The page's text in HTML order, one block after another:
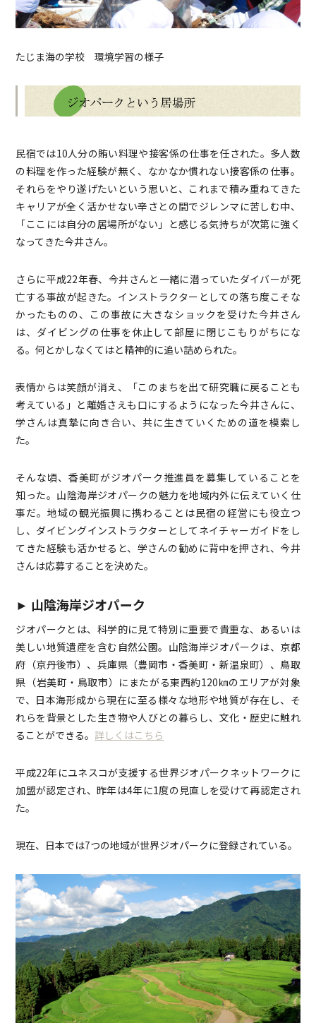
たじま海の学校 環境学習の様子
民宿では10人分の賄い料理や接客係の仕事を任された。多人数
の料理を作った経験が無く、なかなか慣れない接客係の仕事。
それらをやり遂げたいという思いと、これまで積み重ねてきた
キャリアが全く活かせない辛さとの間でジレンマに苦しむ中、
「ここには自分の居場所がない」と感じる気持ちが次第に強く
なってきた今井さん。
さらに平成22年春、今井さんと一緒に潜っていたダイバーが死
亡する事故が起きた。インストラクターとしての落ち度こそな
かったものの、この事故に大きなショックを受けた今井さん
は、ダイビングの仕事を休止して部屋に閉じこもりがちにな
る。何とかしなくてはと精神的に追い詰められた。
表情からは笑顔が消え、「このまちを出て研究職に戻ることも
考えている」と離婚さえも口にするようになった今井さんに、
学さんは真摯に向き合い、共に生きていくための道を模索し
た。
そんな頃、香美町がジオパーク推進員を募集していることを
知った。山陰海岸ジオパークの魅力を地域内外に伝えていく仕
事だ。地域の観光振興に携わることは民宿の経営にも役立つ
し、ダイビングインストラクターとしてネイチャーガイドをし
てきた経験も活かせると、学さんの勧めに背中を押され、今井
さんは応募することを決めた。
► 山陰海岸ジオパーク
ジオパークとは、科学的に見て特別に重要で貴重な、あるいは
美しい地質遺産を含む自然公園。山陰海岸ジオパークは、京都
府（京丹後市）、兵庫県（豊岡市・香美町・新温泉町）、鳥取
県（岩美町・鳥取市）にまたがる東西約120㎞のエリアが対象
で、日本海形成から現在に至る様々な地形や地質が存在し、そ
れらを背景とした生き物や人びとの暮らし、文化・歴史に触れ
ることができる。 詳しくはこちら
平成22年にユネスコが支援する世界ジオパークネットワークに
加盟が認定され、昨年は4年に1度の見直しを受けて再認定され
た。
現在、日本では7つの地域が世界ジオパークに登録されている。